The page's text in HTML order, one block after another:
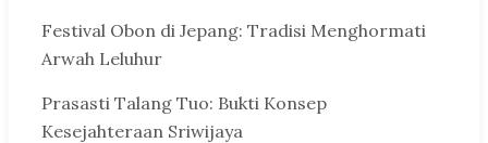
Festival Obon di Jepang: Tradisi Menghormati
Arwah Leluhur
Prasasti Talang Tuo: Bukti Konsep
Kesejahteraan Sriwijaya